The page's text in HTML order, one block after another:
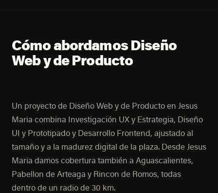
Cómo abordamos Diseño
Web y de Producto
Un proyecto de Diseño Web y de Producto en Jesus
Maria combina Investigación UX y Estrategia, Diseño
UI y Prototipado y Desarrollo Frontend, ajustado al
tamaño y a la madurez digital de la plaza. Desde Jesus
Maria damos cobertura también a Aguascalientes,
Pabellon de Arteaga y Rincon de Romos, todas
dentro de un radio de 30 km.